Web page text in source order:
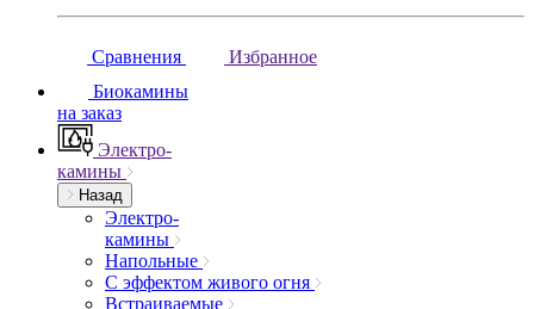
Сравнения
Избранное
Биокамины
на заказ
Электро-
камины
Назад
Электро-
камины
Напольные
С эффектом живого огня
Встраиваемые